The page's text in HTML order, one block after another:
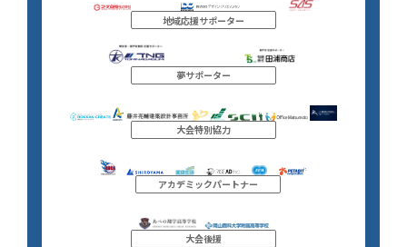
地域応援サポーター
夢サポーター
大会特別協力
アカデミックパートナー
大会後援